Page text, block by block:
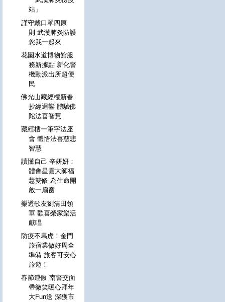
站」
謹守戴口罩四原
則 武漢肺炎防護
您我一起來
花園水道博物館服
務新據點 新化警
機動派出所超便
民
佛光山藏經樓新春
抄經迴響 體驗佛
陀法喜智慧
藏經樓一筆字法座
會 體悟法喜慈悲
智慧
讀懂自己 辛妍妍：
體會星雲大師福
慧雙修 為生命開
啟一扇窗
樂透歌友劉清田領
軍 歡喜榮家樂活
獻唱
防疫不馬虎！金門
旅宿業做好周全
準備 旅客可安心
旅遊！
春節連假 南警交面
帶微笑暖心拜年
大Fun送 深獲市